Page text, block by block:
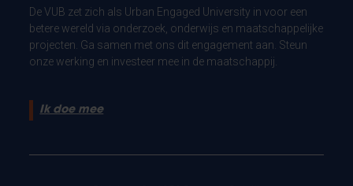
De VUB zet zich als Urban Engaged University in voor een
betere wereld via onderzoek, onderwijs en maatschappelijke
projecten. Ga samen met ons dit engagement aan. Steun
onze werking en investeer mee in de maatschappij.
Ik doe mee